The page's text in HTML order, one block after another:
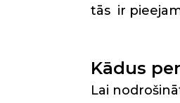
tās ir
Kādus
Lai